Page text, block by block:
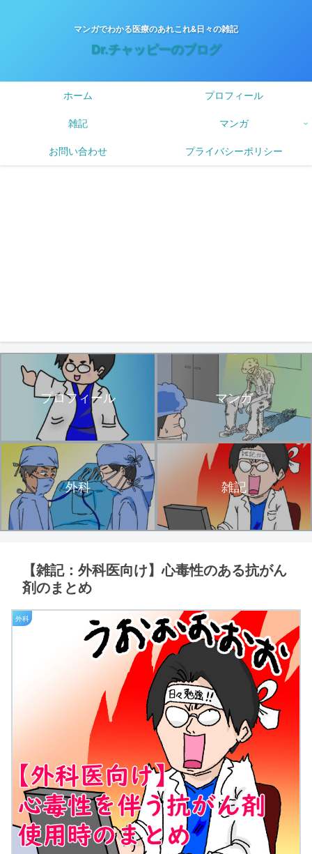
マンガでわかる医療のあれこれ&日々の雑記
Dr.チャッピーのブログ
ホーム プロフィール
雑記 マンガ
お問い合わせ プライバシーポリシー
プロフィール マンガ
外科 雑記
【雑記：外科医向け】心毒性のある抗がん
剤のまとめ
外科